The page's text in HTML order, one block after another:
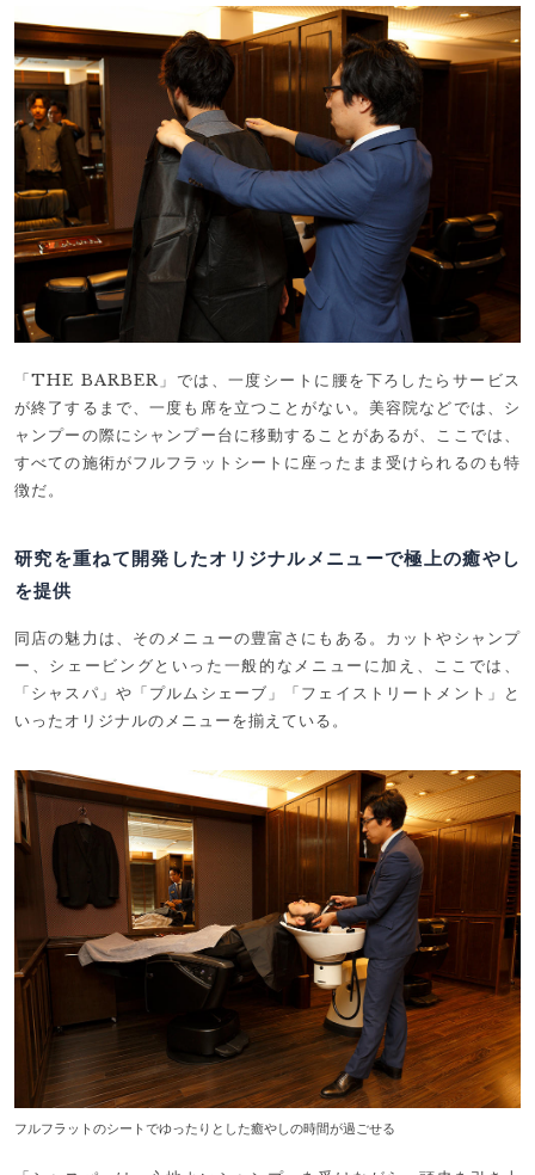
「THE BARBER」では、一度シートに腰を下ろしたらサービス
が終了するまで、一度も席を立つことがない。美容院などでは、シ
ャンプーの際にシャンプー台に移動することがあるが、ここでは、
すべての施術がフルフラットシートに座ったまま受けられるのも特
徴だ。
研究を重ねて開発したオリジナルメニューで極上の癒やし
を提供
同店の魅力は、そのメニューの豊富さにもある。カットやシャンプ
ー、シェービングといった一般的なメニューに加え、ここでは、
「シャスパ」や「プルムシェーブ」「フェイストリートメント」と
いったオリジナルのメニューを揃えている。
フルフラットのシートでゆったりとした癒やしの時間が過ごせる